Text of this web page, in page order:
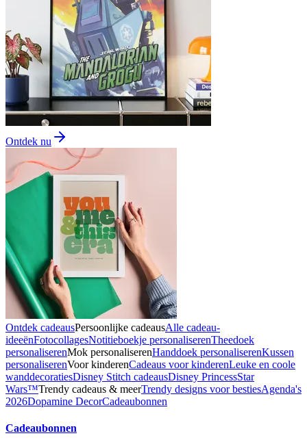
Ontdek nu
Ontdek cadeausPersoonlijke cadeausAlle cadeau-
ideeënFotocollagesNotitieboekje personaliserenTheedoek
personaliserenMok personaliserenHanddoek personaliserenKussen
personaliserenVoor kinderenCadeaus voor kinderenLeuke en coole
wanddecoratiesDisney Stitch cadeausDisney PrincessStar
Wars™Trendy cadeaus & meerTrendy designs voor bestiesAgenda's
2026Dopamine DecorCadeaubonnen
Cadeaubonnen